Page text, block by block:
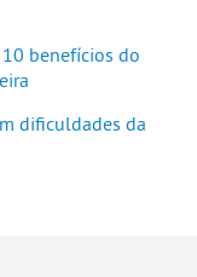
benefícios do
dificuldades da